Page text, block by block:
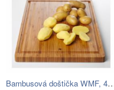
Bambusová doštička